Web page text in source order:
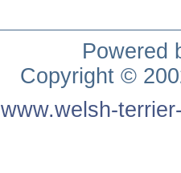
Powered
Copyright ©
www.welsh-